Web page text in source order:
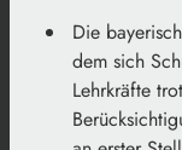
Die
dem sich
Lehrkräfte